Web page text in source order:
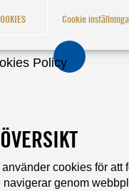
Cookie
Policy
cookies för att
genom